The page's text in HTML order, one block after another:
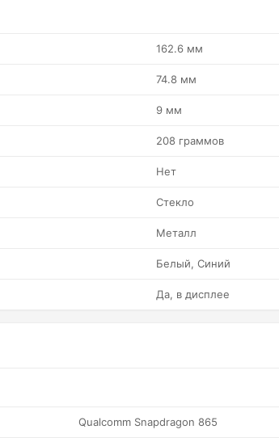
162.6 мм
74.8 мм
9 мм
208 граммов
Нет
Стекло
Металл
Белый, Синий
Да, в дисплее
Qualcomm Snapdragon 865